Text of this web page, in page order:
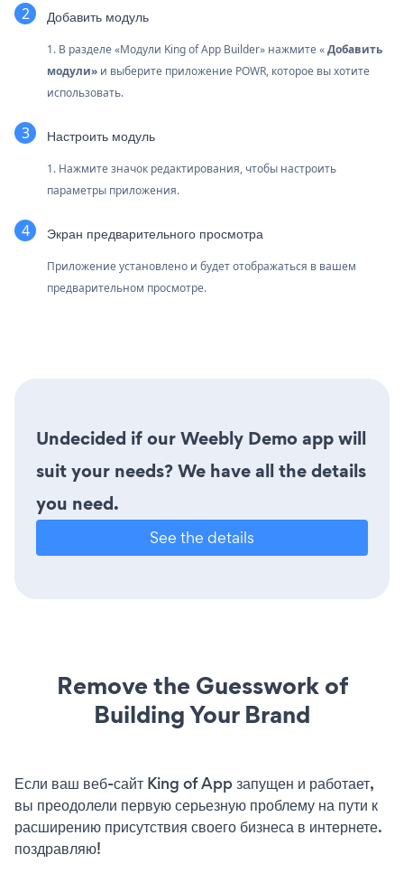
Добавить модуль
1. В разделе «Модули King of App Builder» нажмите «Добавить
модули» и выберите приложение POWR, которое вы хотите
использовать.
Настроить модуль
1. Нажмите значок редактирования, чтобы настроить
параметры приложения.
Экран предварительного просмотра
Приложение установлено и будет отображаться в вашем
предварительном просмотре.
Undecided if our Weebly Demo app will
suit your needs? We have all the details
you need.
See the details
Remove the Guesswork of
Building Your Brand
Если ваш веб-сайт King of App запущен и работает,
вы преодолели первую серьезную проблему на пути к
расширению присутствия своего бизнеса в интернете.
поздравляю!